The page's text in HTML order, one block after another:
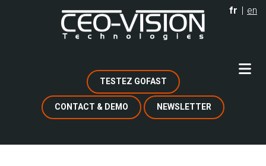
fr en
TESTEZ GOFAST
CONTACT & DEMO NEWSLETTER